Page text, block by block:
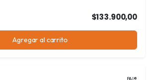
$133.900,00
Agregar al carrito
PAI®